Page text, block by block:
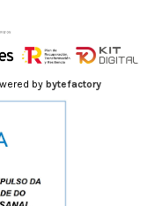
by bytefactory